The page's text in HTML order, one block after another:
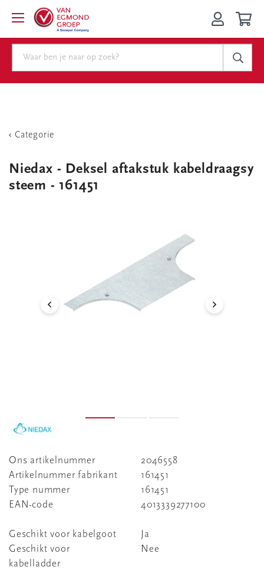
Categorie
Niedax - Deksel aftakstuk kabeldraagsy
steem - 161451
Ons artikelnummer
2046558
Artikelnummer fabrikant
161451
Type nummer
161451
EAN-code
4013339277100
Geschikt voor kabelgoot
Ja
Geschikt voor
kabelladder
Nee